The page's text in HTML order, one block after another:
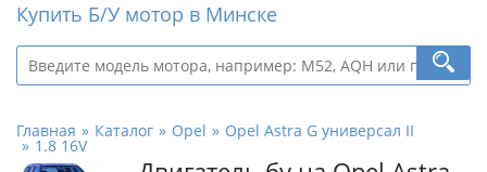
Купить Б/У мотор в Минске
Главная Каталог Opel Opel Astra G универсал II
1.8 16V